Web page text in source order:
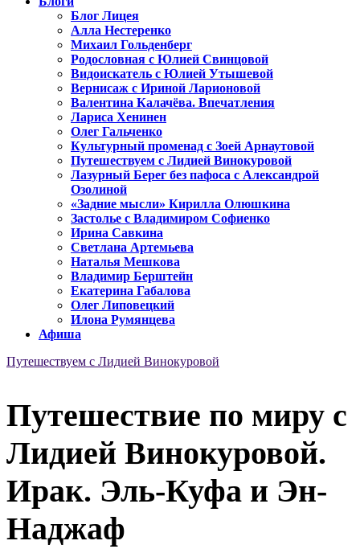
Блог Лицея
Алла Нестеренко
Михаил Гольденберг
Родословная с Юлией Свинцовой
Видоискатель с Юлией Утышевой
Вернисаж с Ириной Ларионовой
Валентина Калачёва. Впечатления
Лариса Хенинен
Олег Гальченко
Культурный променад с Зоей Арнаутовой
Путешествуем с Лидией Винокуровой
Лазурный Берег без пафоса с Александрой
Озолиной
«Задние мысли» Кирилла Олюшкина
Застолье с Владимиром Софиенко
Ирина Савкина
Светлана Артемьева
Наталья Мешкова
Владимир Берштейн
Екатерина Габалова
Олег Липовецкий
Илона Румянцева
Афиша
Путешествуем с Лидией Винокуровой
Путешествие по миру с
Лидией Винокуровой.
Ирак. Эль-Куфа и Эн-
Наджаф